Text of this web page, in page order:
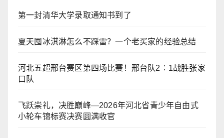
第一封清华大学录取通知书到了
夏天囤冰淇淋怎么不踩雷？一个老买家的经验总结
河北五超邢台赛区第四场比赛！邢台队2∶1战胜张家
口队
飞跃崇礼，决胜巅峰—2026年河北省青少年自由式
小轮车锦标赛决赛圆满收官